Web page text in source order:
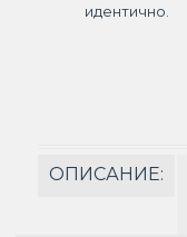
идентично.
ОПИСАНИЕ: